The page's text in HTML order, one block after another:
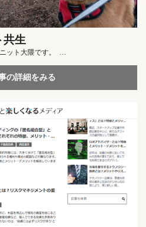
共生
ット大隈です。 …
の詳細をみる